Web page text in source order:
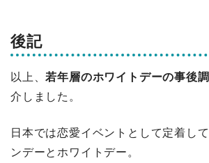
後記
以上、若年層のホワイトデーの事後
介しました。
日本では恋愛イベントとして定着し
ンデーとホワイトデー。